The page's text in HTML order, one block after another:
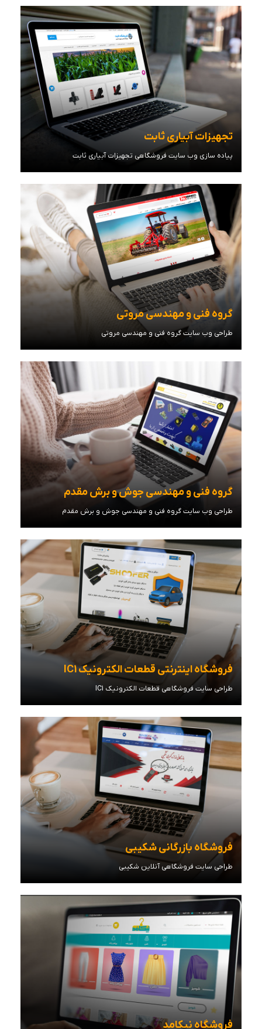
مشاهده توضیحات
تجهیزات آبیاری ثابت
پیاده سازی وب سایت فروشگاهی تجهیزات آبیاری ثابت
مشاهده توضیحات
گروه فنی و مهندسی مروتی
طراحی وب سایت گروه فنی و مهندسی مروتی
گروه فنی و مهندسی جوش و برش مقدم
طراحی وب سایت گروه فنی و مهندسی جوش و برش مقدم
مشاهده توضیحات
فروشگاه اینترنتی قطعات الکترونیک IC1
طراحی سایت فروشگاهی قطعات الکترونیک IC1
مشاهده توضیحات
فروشگاه بازرگانی شکیبی
طراحی سایت فروشگاهی آنلاین شکیبی
مشاهده توضیحات
فروشگاه نیکامد